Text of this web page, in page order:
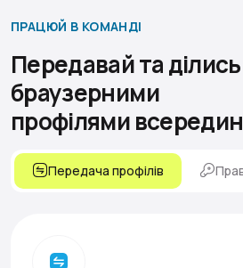
ПРАЦЮЙ В КОМАНДІ
Передавай та ділись
браузерними
профілями
Передача профілів